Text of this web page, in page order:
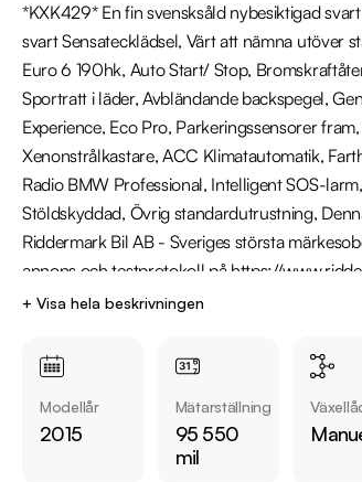
*KXK429* En fin svensksåld nybesiktigad
svart Sensatecklädsel, Värt att nämna utöver
Euro 6 190hk, Auto Start/ Stop,
Sportratt i läder, Avbländande backspegel,
Experience, Eco Pro, Parkeringssensorer
Xenonstrålkastare, ACC Klimatautomatik,
Radio BMW Professional, Intelligent SOS-
Stöldskyddad, Övrig standardutrustning,
Riddermark Bil AB - Sveriges största
annons och testprotokoll på https://
lagertider på våra bilar rekommenderar vi
helförsäkring och tar gärna din gamla bil i
+ Visa hela beskrivningen
Modellår
2015
Mätarställning
95 550
mil